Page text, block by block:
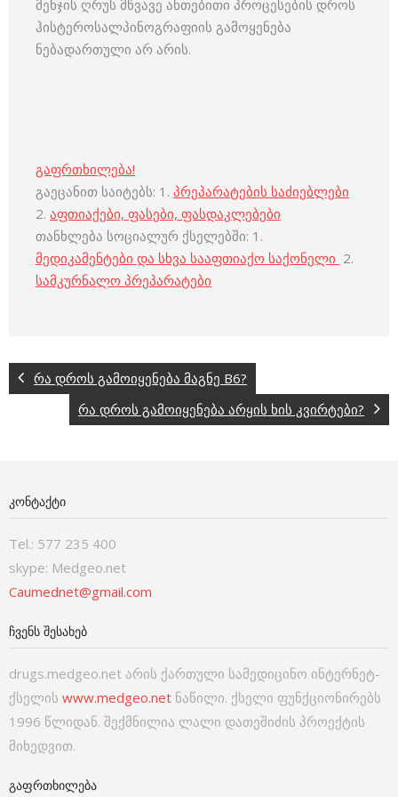
მენჯის ღრუს მწვავე ანთებითი პროცესების დროს
ჰისტეროსალპინოგრაფიის გამოყენება
ნებადართული არ არის.
გაფრთხილება!
გაეცანით საიტებს: 1. პრეპარატების საძიებლები
2. აფთიაქები, ფასები, ფასდაკლებები
თანხლება სოციალურ ქსელებში: 1.
მედიკამენტები და სხვა სააფთიაქო საქონელი 2.
სამკურნალო პრეპარატები
რა დროს გამოიყენება მაგნე B6?
რა დროს გამოიყენება არყის ხის კვირტები?
ᲙᲝᲜᲢᲐᲥᲢᲘ
Tel.: 577 235 400
skype: Medgeo.net
Caumednet@gmail.com
ᲩᲕᲔᲜᲡ ᲨᲔᲡᲐᲮᲔᲑ
drugs.medgeo.net არის ქართული სამედიცინო ინტერნეტ-
ქსელის www.medgeo.net ნაწილი. ქსელი ფუნქციონირებს
1996 წლიდან. შექმნილია ლალი დათეშიძის პროექტის
მიხედვით.
ᲒᲐᲤᲠᲗᲮᲘᲚᲔᲑᲐ